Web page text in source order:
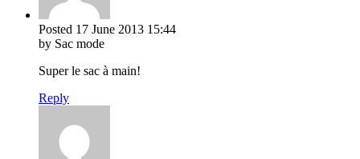
Posted 17 June 2013 15:44
by Sac mode
Super le sac à main!
Reply